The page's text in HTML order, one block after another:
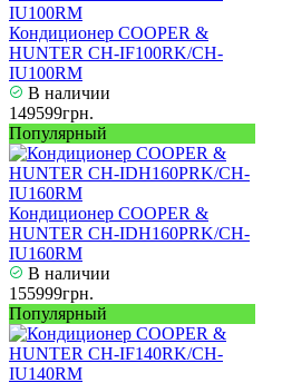
Кондиционер COOPER &
HUNTER CH-IF100RK/CH-
IU100RM
В наличии
149599грн.
Популярный
Кондиционер COOPER &
HUNTER CH-IDH160PRK/CH-
IU160RM
В наличии
155999грн.
Популярный